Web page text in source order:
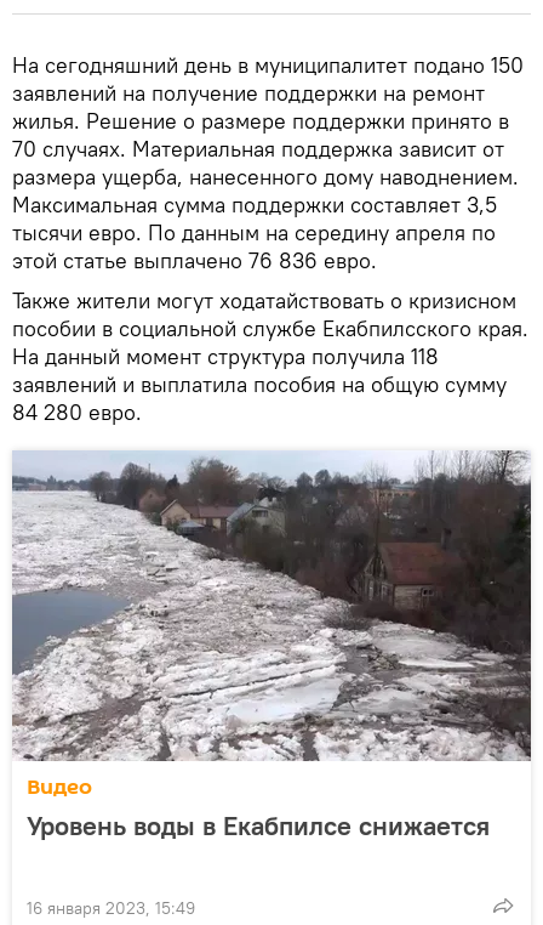
На сегодняшний день в муниципалитет подано 150
заявлений на получение поддержки на ремонт
жилья. Решение о размере поддержки принято в
70 случаях. Материальная поддержка зависит от
размера ущерба, нанесенного дому наводнением.
Максимальная сумма поддержки составляет 3,5
тысячи евро. По данным на середину апреля по
этой статье выплачено 76 836 евро.
Также жители могут ходатайствовать о кризисном
пособии в социальной службе Екабпилсского края.
На данный момент структура получила 118
заявлений и выплатила пособия на общую сумму
84 280 евро.
Видео
Уровень воды в Екабпилсе снижается
16 января 2023, 15:49